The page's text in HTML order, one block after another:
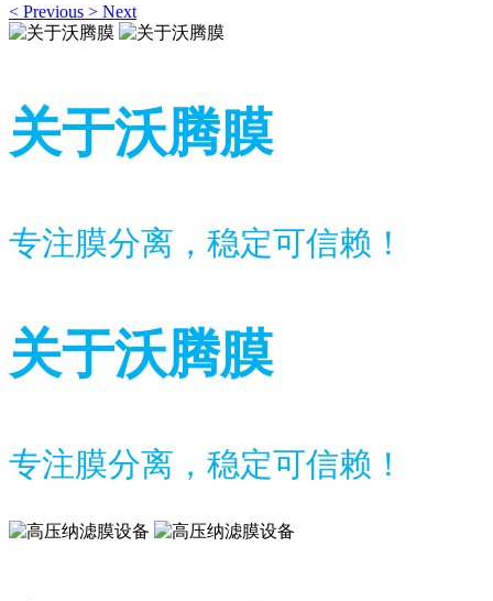
< Previous > Next
关于沃腾膜
专注膜分离，稳定可信赖！
关于沃腾膜
专注膜分离，稳定可信赖！